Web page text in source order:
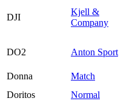
DJI
Kjell &
Company
DO2 Anton Sport
Donna
Match
Doritos
Normal